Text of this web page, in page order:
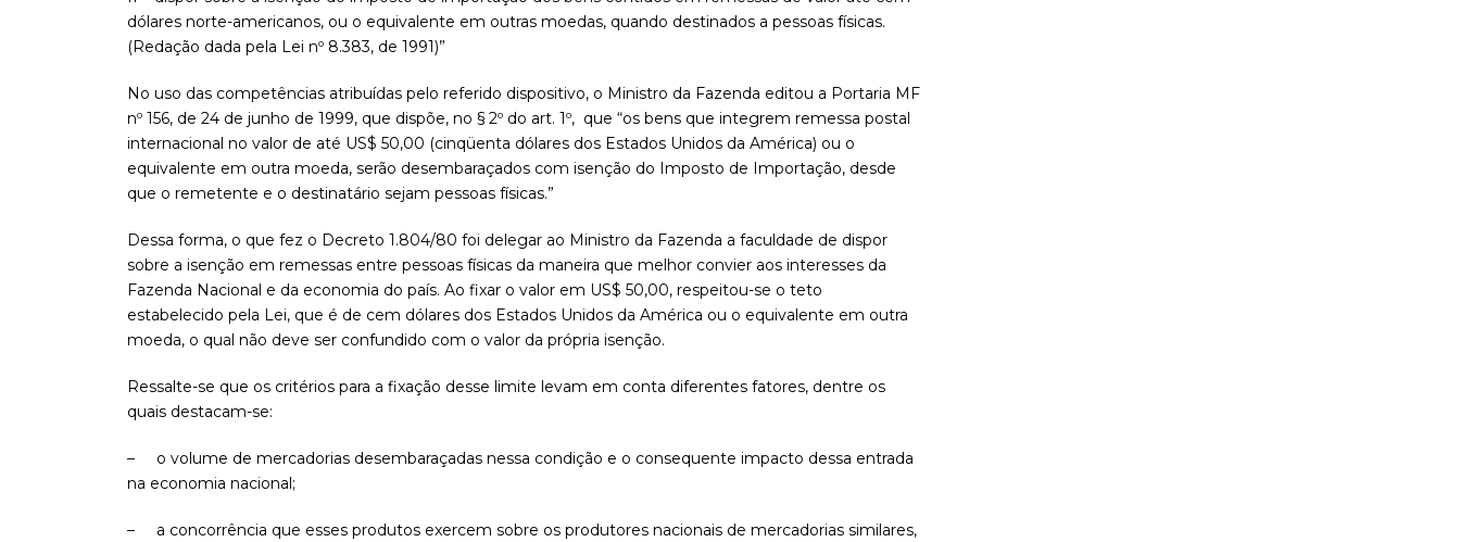
dólares norte-americanos, ou o equivalente em outras moedas, quando destinados a pessoas físicas.
(Redação dada pela Lei nº 8.383, de 1991)”
No uso das competências atribuídas pelo referido dispositivo, o Ministro da Fazenda editou a Portaria MF
nº 156, de 24 de junho de 1999, que dispõe, no § 2º do art. 1º, que “os bens que integrem remessa postal
internacional no valor de até US$ 50,00 (cinqüenta dólares dos Estados Unidos da América) ou o
equivalente em outra moeda, serão desembaraçados com isenção do Imposto de Importação, desde
que o remetente e o destinatário sejam pessoas físicas.”
Dessa forma, o que fez o Decreto 1.804/80 foi delegar ao Ministro da Fazenda a faculdade de dispor
sobre a isenção em remessas entre pessoas físicas da maneira que melhor convier aos interesses da
Fazenda Nacional e da economia do país. Ao fixar o valor em US$ 50,00, respeitou-se o teto
estabelecido pela Lei, que é de cem dólares dos Estados Unidos da América ou o equivalente em outra
moeda, o qual não deve ser confundido com o valor da própria isenção.
Ressalte-se que os critérios para a fixação desse limite levam em conta diferentes fatores, dentre os
quais destacam-se:
– o volume de mercadorias desembaraçadas nessa condição e o consequente impacto dessa entrada
na economia nacional;
– a concorrência que esses produtos exercem sobre os produtores nacionais de mercadorias similares,